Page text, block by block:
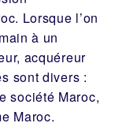
Lorsque l’on
à un
acquéreur
sont divers :
société Maroc,
Maroc.